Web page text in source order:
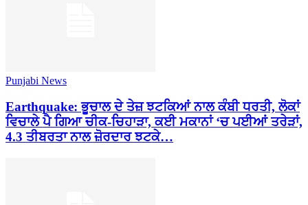
Punjabi News
Earthquake: ਭੂਚਾਲ ਦੇ ਤੇਜ਼ ਝਟਕਿਆਂ ਨਾਲ ਕੰਬੀ ਧਰਤੀ, ਲੋਕਾਂ
ਵਿਚਾਲੇ ਪੈ ਗਿਆ ਚੀਕ-ਚਿਹਾੜਾ, ਕਈ ਮਕਾਨਾਂ ‘ਚ ਪਈਆਂ ਤਰੇੜਾਂ,
4.3 ਤੀਬਰਤਾ ਨਾਲ ਜ਼ੋਰਦਾਰ ਝਟਕੇ…